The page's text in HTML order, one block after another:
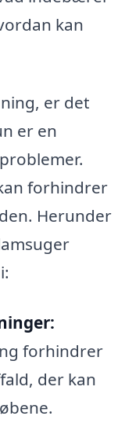
kan
er det
er en
forhindrer
Herunder
forhindrer
der kan